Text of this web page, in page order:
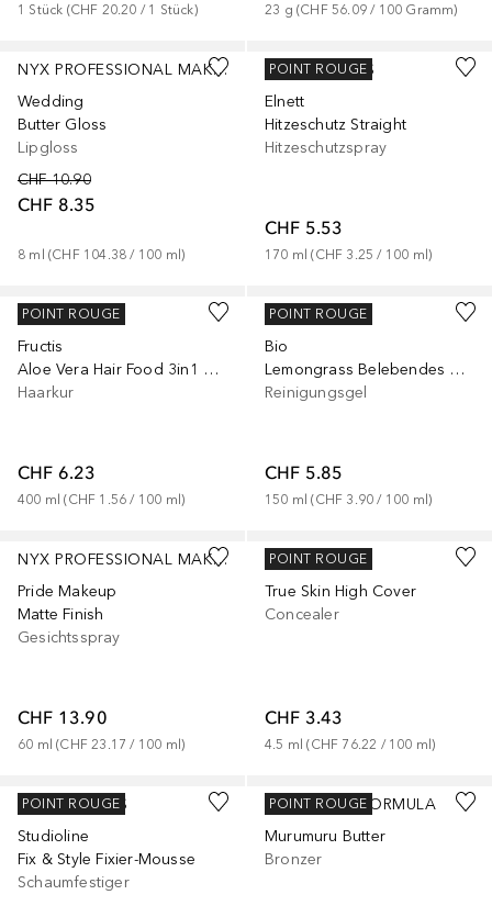
1 Stück (CHF 20.20 / 1 Stück) 23 g (CHF 56.09 / 100 Gramm)
NYX PROFESSIONAL MAKEUP
Wedding
Butter Gloss
Lipgloss
CHF 10.90
CHF 8.35
8 ml (CHF 104.38 / 100 ml)
+8
L’ORÉAL PARIS
Elnett
Hitzeschutz Straight
Hitzeschutzspray
CHF 5.53
170 ml (CHF 3.25 / 100 ml)
POINT ROUGE
GARNIER
Fructis
Aloe Vera Hair Food 3in1 Maske
Haarkur
CHF 6.23
400 ml (CHF 1.56 / 100 ml)
POINT ROUGE
GARNIER
Bio
Lemongrass Belebendes Waschgel
Reinigungsgel
CHF 5.85
150 ml (CHF 3.90 / 100 ml)
POINT ROUGE
NYX PROFESSIONAL MAKEUP
Pride Makeup
Matte Finish
Gesichtsspray
CHF 13.90
60 ml (CHF 23.17 / 100 ml)
CATRICE
True Skin High Cover
Concealer
CHF 3.43
4.5 ml (CHF 76.22 / 100 ml)
POINT ROUGE
+ 6
L’ORÉAL PARIS
Studioline
Fix & Style Fixier-Mousse
Schaumfestiger
POINT ROUGE
PHYSICIANS FORMULA
Murumuru Butter
Bronzer
POINT ROUGE
+1